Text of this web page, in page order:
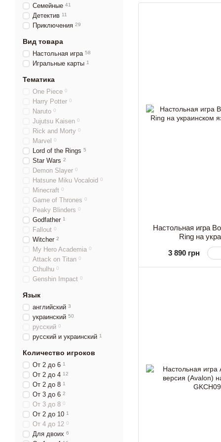
Настольная игра
Ring на
3 890 грн
Семейные 41
Детектив 11
Приключения 29
Вид товара
Настольная игра 58
Игральные карты 1
Тематика
One Piece 0
Harry Potter 0
Naruto 0
Jujutsu Kaisen 0
Rick and Morty 0
Marvel 0
Lord of the Rings 5
Star Wars 2
Demon Slayer 0
Hatsune Miku Vocaloid 0
Minecraft 0
Game of Thrones 0
Peaky Blinders 0
Godfather 1
Fallout 0
Witcher 2
My Hero Academia 0
Attack on Titan 0
Cthulhu 0
Genshin Impact 0
Язык
английский 3
украинский 50
русский 0
русский и украинский 1
Количество игроков
От 2 до 6 1
От 2 до 4 12
От 2 до 8 1
От 3 до 6 2
От 3 до 8 0
От 2 до 10 1
От 4 до 12 0
Для двоих 6